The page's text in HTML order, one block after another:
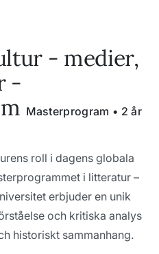
- medier,
-
Masterprogram • 2 år
roll i dagens globala
i litteratur –
erbjuder en unik
och kritiska analys
historiskt sammanhang.